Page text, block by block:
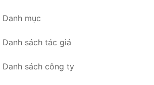
Danh mục
Danh sách tác giả
Danh sách công ty